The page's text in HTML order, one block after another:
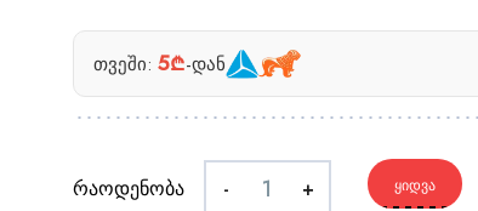
თვეში: 5₾-დან
რაოდენობა - + ᲧᲘᲓᲕᲐ